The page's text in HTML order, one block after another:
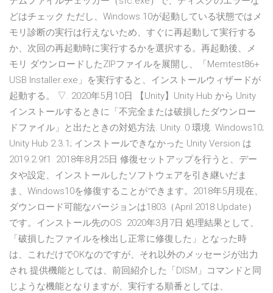
どはチェック ただし、Windows 10が起動している状態ではメ
モリ診断の実行は行えないため、すぐに再起動して実行する
か、次回の再起動時に実行するかを選択する。再起動後、メ
モリ ダウンロードしたZIPファイルを展開し、「Memtest86+
USB Installer.exe」を実行すると、インストールウィザードが
起動する。 ▽. 2020年5月10日 【Unity】Unity Hub から Unity
インストールするときに「不完全または破損したダウンロー
ドファイル」と出たときの対処方法. Unity. 0 環境. Windows10;
Unity Hub 2.3.1; インストールできなかった Unity Version は
2019.2.9f1 2018年8月25日 修復セットアップを行うと、デー
タや設定、インストールしたソフトウェアを引き継いだま
ま、Windows10を修復することができます。2018年5月現在、
ダウンロード可能なバージョンは1803（April 2018 Update）
です。インストール先のOS 2020年3月7日 処理結果として、
「破損したファイルを検出し正常に修復した」となった時
は、これだけでOKなのですが、それ以外のメッセージが出力
され 提供機能としては、前回紹介した「DISM」コマンドと同
じような機能となりますが、実行する順番としては、